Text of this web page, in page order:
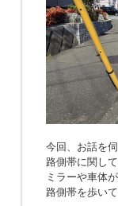
今回、お話を
路側帯に関し
ミラーや車体
路側帯を歩い